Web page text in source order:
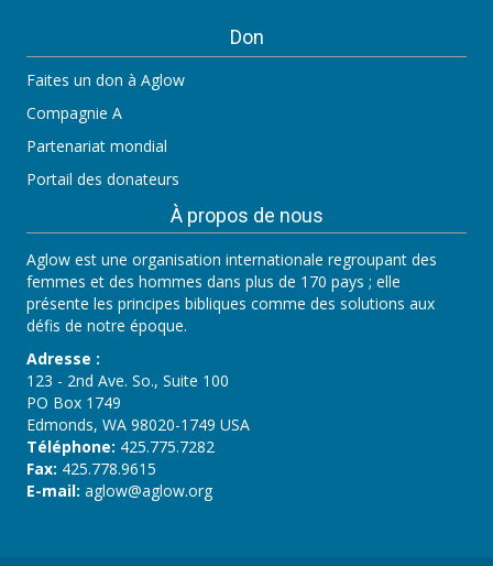
Don
Faites un don à Aglow
Compagnie A
Partenariat mondial
Portail des donateurs
À propos de nous
Aglow est une organisation internationale regroupant des
femmes et des hommes dans plus de 170 pays ; elle
présente les principes bibliques comme des solutions aux
défis de notre époque.
Adresse :
123 - 2nd Ave. So., Suite 100
PO Box 1749
Edmonds, WA 98020-1749 USA
Téléphone: 425.775.7282
Fax: 425.778.9615
E-mail: aglow@aglow.org